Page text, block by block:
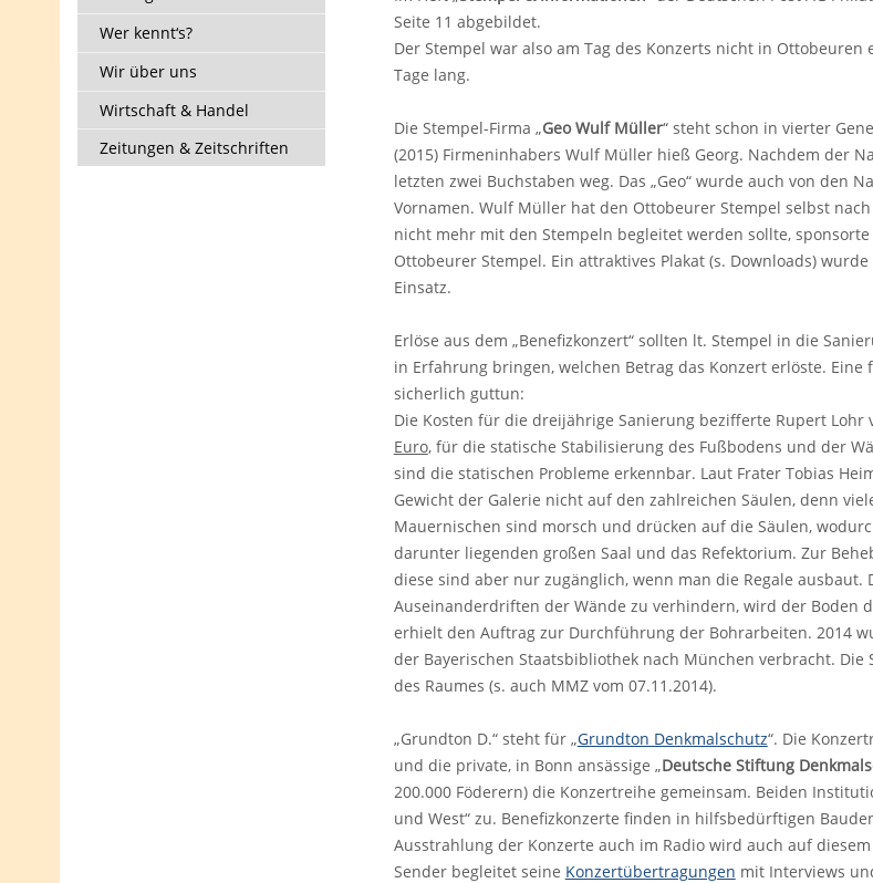
Wer kennt‘s?
Wir über uns
Wirtschaft & Handel
Zeitungen & Zeitschriften
Seite 11 abgebildet.
Der Stempel war also am Tag des Konzerts nicht in
Tage lang.
Die Stempel-Firma „Geo Wulf Müller“ steht schon in vierter
(2015) Firmeninhabers Wulf Müller hieß Georg. Nachdem der
letzten zwei Buchstaben weg. Das „Geo“ wurde auch von den
Vornamen. Wulf Müller hat den Ottobeurer Stempel selbst
nicht mehr mit den Stempeln begleitet werden sollte,
Ottobeurer Stempel. Ein attraktives Plakat (s. Downloads)
Einsatz.
Erlöse aus dem „Benefizkonzert“ sollten lt. Stempel in die
in Erfahrung bringen, welchen Betrag das Konzert erlöste.
sicherlich guttun:
Die Kosten für die dreijährige Sanierung bezifferte Rupert
Euro, für die statische Stabilisierung des Fußbodens und der
sind die statischen Probleme erkennbar. Laut Frater Tobias
Gewicht der Galerie nicht auf den zahlreichen Säulen, denn
Mauernischen sind morsch und drücken auf die Säulen,
darunter liegenden großen Saal und das Refektorium. Zur
diese sind aber nur zugänglich, wenn man die Regale
Auseinanderdriften der Wände zu verhindern, wird der Boden
erhielt den Auftrag zur Durchführung der Bohrarbeiten. 2014
der Bayerischen Staatsbibliothek nach München verbracht.
des Raumes (s. auch MMZ vom 07.11.2014).
„Grundton D.“ steht für „Grundton Denkmalschutz“. Die
und die private, in Bonn ansässige „Deutsche Stiftung
200.000 Föderern) die Konzertreihe gemeinsam. Beiden
und West“ zu. Benefizkonzerte finden in hilfsbedürftigen
Ausstrahlung der Konzerte auch im Radio wird auch auf
Sender begleitet seine Konzertübertragungen mit Interviews